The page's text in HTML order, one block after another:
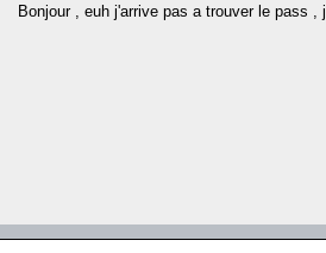
Bonjour , euh j'arrive pas a trouver le pass